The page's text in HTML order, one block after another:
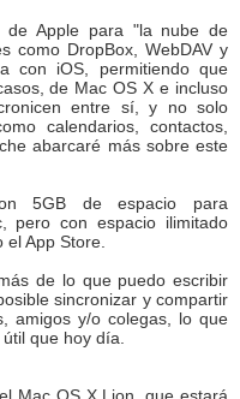
de Apple para "la nube de
como DropBox, WebDAV y
con iOS, permitiendo que
de Mac OS X e incluso
entre sí, y no solo
calendarios, contactos,
abarcaré más sobre este
5GB de espacio para
pero con espacio ilimitado
App Store.
de lo que puedo escribir
sincronizar y compartir
amigos y/o colegas, lo que
que hoy día.